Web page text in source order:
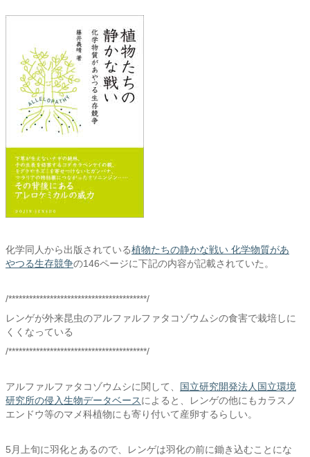
化学同人から出版されている植物たちの静かな戦い 化学物質があ
やつる生存競争の146ページに下記の内容が記載されていた。
/****************************************/
レンゲが外来昆虫のアルファルファタコゾウムシの食害で栽培しに
くくなっている
/****************************************/
アルファルファタコゾウムシに関して、
国立研究開発法人国立環境
研究所の侵入生物データベースによると、レンゲの他にもカラスノ
エンドウ等のマメ科植物にも寄り付いて産卵するらしい。
5月上旬に羽化とあるので、レンゲは羽化の前に鋤き込むことにな